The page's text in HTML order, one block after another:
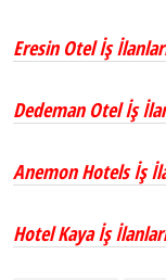
Eresin Otel İş
Dedeman Otel İş
Anemon Hotels İş
Hotel Kaya İş